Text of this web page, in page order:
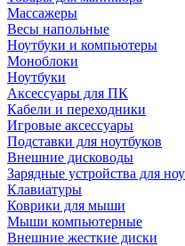
Массажеры
Весы напольные
Ноутбуки и компьютеры
Моноблоки
Ноутбуки
Аксессуары для ПК
Кабели и переходники
Игровые аксессуары
Подставки для ноутбуков
Внешние дисководы
Зарядные устройства для
Клавиатуры
Коврики для мыши
Мыши компьютерные
Внешние жесткие диски